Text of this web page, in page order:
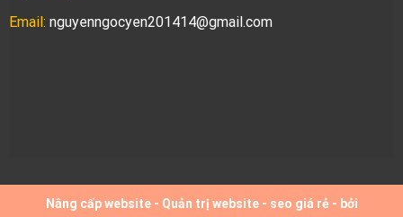
Email: nguyenngocyen201414@gmail.com
Nâng cấp website- Quản trị website- seo giá rẻ - bởi